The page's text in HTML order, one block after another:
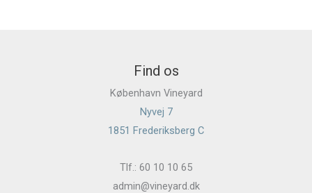
Find os
København Vineyard
Nyvej 7
1851 Frederiksberg C
Tlf.: 60 10 10 65
admin@vineyard.dk